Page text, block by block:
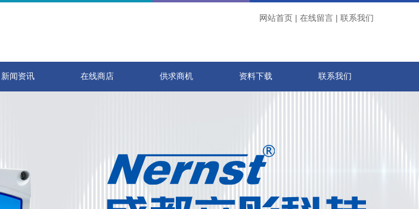
网站首页 | 在线留言 | 联系我们
新闻资讯 在线商店 供求商机 资料下载 联系我们